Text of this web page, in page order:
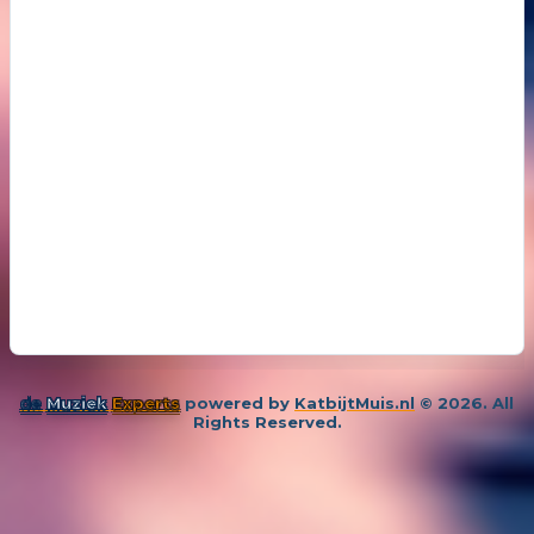
de Muziek Experts powered by KatbijtMuis.nl © 2026. All
Rights Reserved.